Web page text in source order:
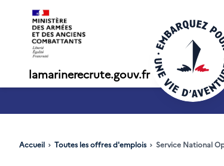
lamarinerecrute.gouv.fr
Accueil Toutes les offres d'emplois Service National